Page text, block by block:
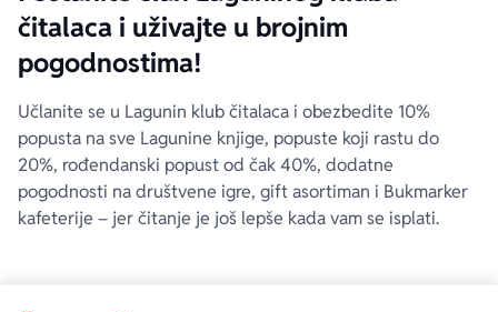
čitalaca i uživajte u brojnim
pogodnostima!
Učlanite se u Lagunin klub čitalaca i obezbedite 10%
popusta na sve Lagunine knjige, popuste koji rastu do
20%, rođendanski popust od čak 40%, dodatne
pogodnosti na društvene igre, gift asortiman i Bukmarker
kafeterije – jer čitanje je još lepše kada vam se isplati.